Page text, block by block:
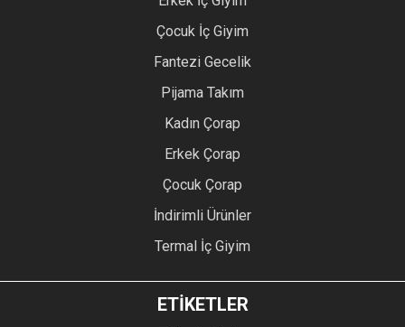
Çocuk İç Giyim
Fantezi Gecelik
Pijama Takım
Kadın Çorap
Erkek Çorap
Çocuk Çorap
İndirimli Ürünler
Termal İç Giyim
ETİKETLER